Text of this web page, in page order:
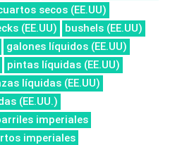
secos (EE.UU)
(EE.UU)
bushels (EE.UU)
galones líquidos (EE.UU)
pintas líquidas (EE.UU)
líquidas (EE.UU)
(EE.UU.)
imperiales
imperiales